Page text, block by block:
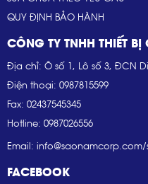
QUY ĐỊNH BẢO HÀNH
CÔNG TY TNHH THIẾT
Địa chỉ: Ô số 1, Lô số 3, ĐCN
Điện thoại: 0987815599
Fax: 02437545345
Hotline: 0987026556
Email:
FACEBOOK